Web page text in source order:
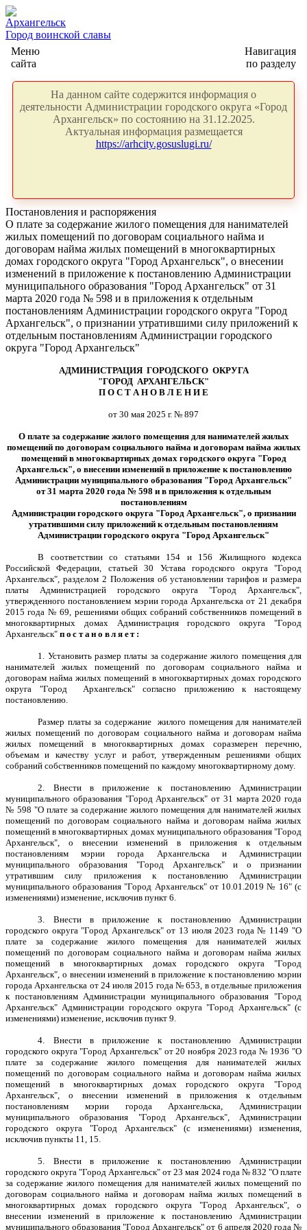
Архангельск
Город воинской славы
Меню
сайта
Навигация
по разделу
На данном сайте содержится информация о
деятельности Администрации городского округа «Город
Архангельск» по состоянию на 31.12.2025.
Актуальная информация размещается
https://arhcity.gosuslugi.ru/
Постановления и распоряжения
О плате за содержание жилого помещения для нанимателей
жилых помещений по договорам социального найма и
договорам найма жилых помещений в многоквартирных
домах городского округа "Город Архангельск", о внесении
изменений в приложение к постановлению Администрации
муниципального образования "Город Архангельск" от 31
марта 2020 года № 598 и в приложения к отдельным
постановлениям Администрации городского округа "Город
Архангельск", о признании утратившими силу приложений к
отдельным постановлениям Администрации городского
округа "Город Архангельск"
АДМИНИСТРАЦИЯ ГОРОДСКОГО ОКРУГА
"ГОРОД АРХАНГЕЛЬСК"
П О С Т А Н О В Л Е Н И Е
от 30 мая 2025 г. № 897
О плате за содержание жилого помещения для нанимателей жилых
помещений по договорам социального найма и договорам найма жилых
помещений в многоквартирных домах городского округа "Город
Архангельск", о внесении изменений в приложение к постановлению
Администрации муниципального образования "Город Архангельск"
от 31 марта 2020 года № 598 и в приложения к отдельным
постановлениям
Администрации городского округа "Город Архангельск", о признании
утратившими силу приложений к отдельным постановлениям
Администрации городского округа "Город Архангельск"
В соответствии со статьями 154 и 156 Жилищного кодекса
Российской Федерации, статьей 30 Устава городского округа "Город
Архангельск", разделом 2 Положения об установлении тарифов и размера
платы Администрацией городского округа "Город Архангельск",
утвержденного постановлением мэрии города Архангельска от 21 декабря
2015 года № 69, решениями общих собраний собственников помещений в
многоквартирных домах Администрация городского округа "Город
Архангельск" постановляет:
1. Установить размер платы за содержание жилого помещения для
нанимателей жилых помещений по договорам социального найма и
договорам найма жилых помещений в многоквартирных домах городского
округа "Город Архангельск" согласно приложению к настоящему
постановлению.
Размер платы за содержание жилого помещения для нанимателей
жилых помещений по договорам социального найма и договорам найма
жилых помещений в многоквартирных домах соразмерен перечню,
объемам и качеству услуг и работ, утвержденным решениями общих
собраний собственников помещений по каждому многоквартирному дому.
2. Внести в приложение к постановлению Администрации
муниципального образования "Город Архангельск" от 31 марта 2020 года
№ 598 "О плате за содержание жилого помещения для нанимателей жилых
помещений по договорам социального найма и договорам найма жилых
помещений в многоквартирных домах муниципального образования "Город
Архангельск", о внесении изменений в приложения к отдельным
постановлениям мэрии города Архангельска и Администрации
муниципального образования "Город Архангельск" и о признании
утратившим силу приложения к постановлению Администрации
муниципального образования "Город Архангельск" от 10.01.2019 № 16" (с
изменениями) изменение, исключив пункт 6.
3. Внести в приложение к постановлению Администрации
городского округа "Город Архангельск" от 13 июля 2023 года № 1149 "О
плате за содержание жилого помещения для нанимателей жилых
помещений по договорам социального найма и договорам найма жилых
помещений в многоквартирных домах городского округа "Город
Архангельск", о внесении изменений в приложение к постановлению мэрии
города Архангельска от 24 июля 2015 года № 653, в отдельные приложения
к постановлениям Администрации муниципального образования "Город
Архангельск" Администрации городского округа "Город Архангельск" (с
изменениями) изменение, исключив пункт 9.
4. Внести в приложение к постановлению Администрации
городского округа "Город Архангельск" от 20 ноября 2023 года № 1936 "О
плате за содержание жилого помещения для нанимателей жилых
помещений по договорам социального найма и договорам найма жилых
помещений в многоквартирных домах городского округа "Город
Архангельск", о внесении изменений в приложения к отдельным
постановлениям мэрии города Архангельска, Администрации
муниципального образования "Город Архангельск", Администрации
городского округа "Город Архангельск" (с изменениями) изменения,
исключив пункты 11, 15.
5. Внести в приложение к постановлению Администрации
городского округа "Город Архангельск" от 23 мая 2024 года № 832 "О плате
за содержание жилого помещения для нанимателей жилых помещений по
договорам социального найма и договорам найма жилых помещений в
многоквартирных домах городского округа "Город Архангельск", о
внесении изменений в приложение к постановлению Администрации
муниципального образования "Город Архангельск" от 6 апреля 2020 года №